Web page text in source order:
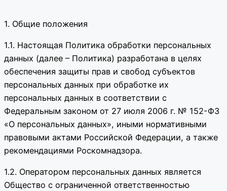
1. Общие положения
1.1. Настоящая Политика обработки персональных
данных (далее – Политика) разработана в целях
обеспечения защиты прав и свобод субъектов
персональных данных при обработке их
персональных данных в соответствии с
Федеральным законом от 27 июля 2006 г. № 152-ФЗ
«О персональных данных», иными нормативными
правовыми актами Российской Федерации, а также
рекомендациями Роскомнадзора.
1.2. Оператором персональных данных является
Общество с ограниченной ответственностью